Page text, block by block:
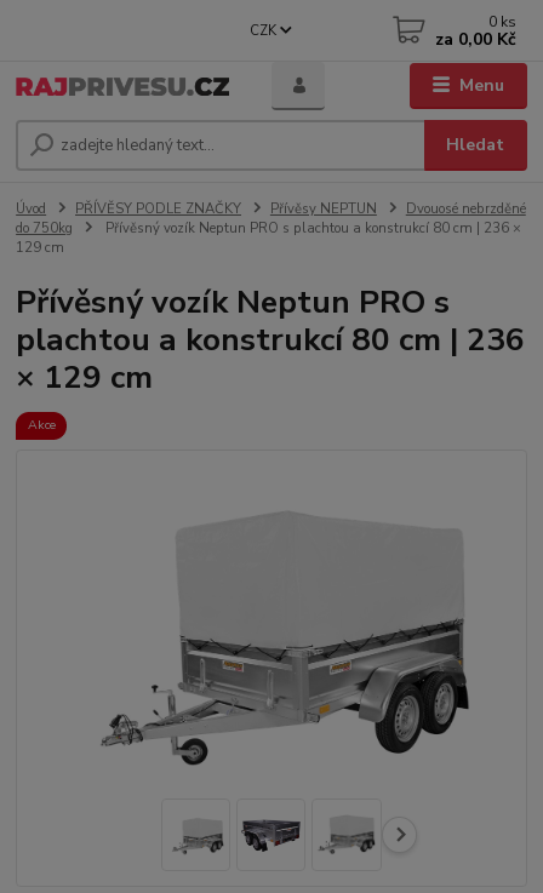
Menu
CZK
Hledat
0 ks
za 0,00 Kč
Úvod PŘÍVĚSY PODLE ZNAČKY Přívěsy NEPTUN
Dvouosé nebrzděné
do 750kg
Přívěsný vozík Neptun PRO s plachtou a konstrukcí 80 cm | 236 ×
129 cm
Přívěsný vozík Neptun PRO s
plachtou a konstrukcí 80 cm | 236
× 129 cm
Akce